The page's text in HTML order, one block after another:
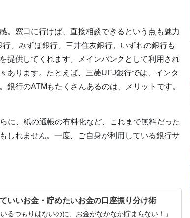
。窓口に行けば、直接相談できるという点も魅力
、みずほ銀行、三井住友銀行。いずれの銀行も
提供してくれます。メインバンクとして利用され
あります。たとえば、三菱UFJ銀行では、インタ
行のATMもたくさんあるのは、メリットです。
に、紙の通帳の有料化など、これまで無料だった
しれません。一度、ご自身が利用している銀行サ
いいお金・貯めたいお金の口座振り分け術
るつもりはないのに、お金がなかなか貯まらない！」